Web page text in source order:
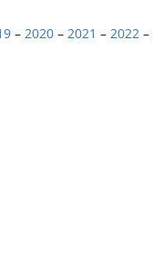
– 2020 – 2021 – 2022 –